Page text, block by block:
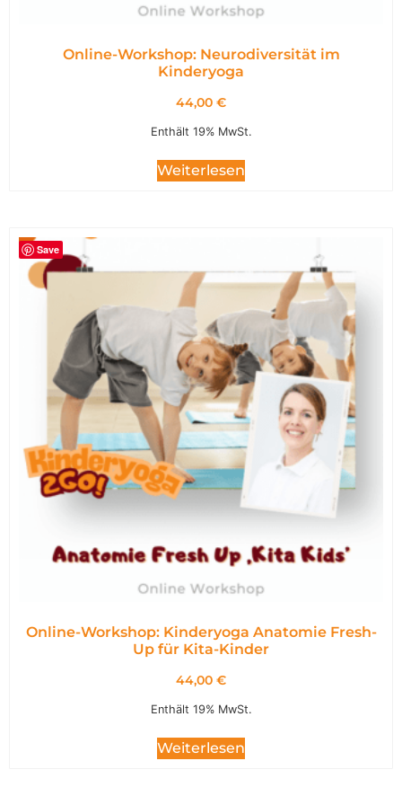
Online-Workshop: Neurodiversität im
Kinderyoga
44,00 €
Enthält 19% MwSt.
Weiterlesen
Save
Online-Workshop: Kinderyoga Anatomie Fresh-
Up für Kita-Kinder
44,00 €
Enthält 19% MwSt.
Weiterlesen